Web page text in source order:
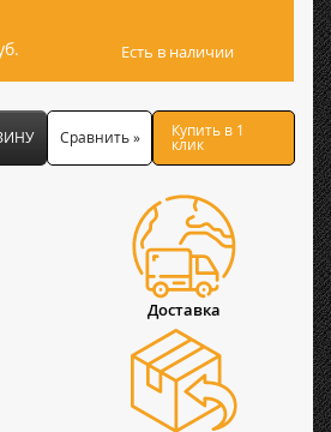
Есть в наличии
Сравнить » Купить в 1
клик
Доставка